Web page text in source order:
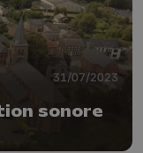
31/07/2023
sonore